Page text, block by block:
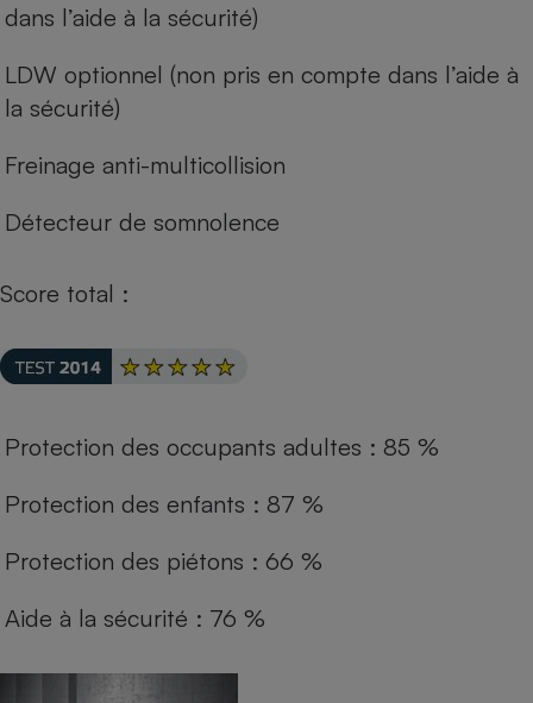
dans l’aide à la sécurité)
LDW optionnel (non pris en compte dans l’aide à
la sécurité)
Freinage anti-multicollision
Détecteur de somnolence
Score total :
Protection des occupants adultes : 85 %
Protection des enfants : 87 %
Protection des piétons : 66 %
Aide à la sécurité : 76 %